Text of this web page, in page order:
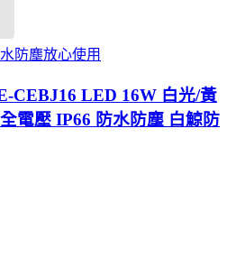
防塵放心使用
CEBJ16 LED 16W 白光/黃
電壓 IP66 防水防塵 白鯨防